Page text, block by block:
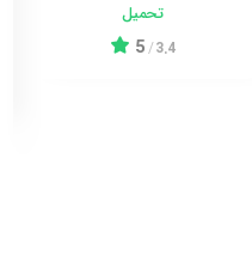
تحميل
3.4
/
5